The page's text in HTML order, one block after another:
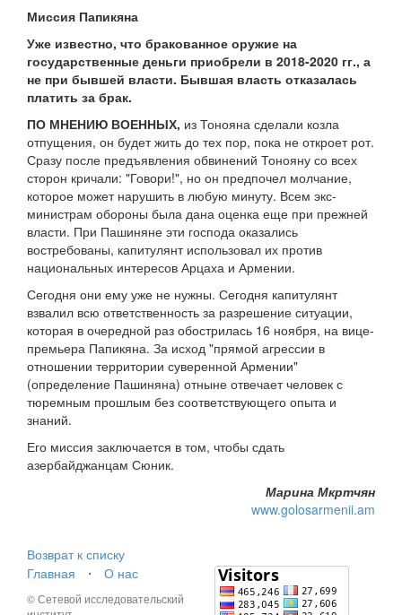
Миссия Папикяна
Уже известно, что бракованное оружие на
государственные деньги приобрели в 2018-2020 гг., а
не при бывшей власти. Бывшая власть отказалась
платить за брак.
ПО МНЕНИЮ ВОЕННЫХ, из Тонояна сделали козла
отпущения, он будет жить до тех пор, пока не откроет рот.
Сразу после предъявления обвинений Тонояну со всех
сторон кричали: "Говори!", но он предпочел молчание,
которое может нарушить в любую минуту. Всем экс-
министрам обороны была дана оценка еще при прежней
власти. При Пашиняне эти господа оказались
востребованы, капитулянт использовал их против
национальных интересов Арцаха и Армении.
Сегодня они ему уже не нужны. Сегодня капитулянт
взвалил всю ответственность за разрешение ситуации,
которая в очередной раз обострилась 16 ноября, на вице-
премьера Папикяна. За исход "прямой агрессии в
отношении территории суверенной Армении"
(определение Пашиняна) отныне отвечает человек с
тюремным прошлым без соответствующего опыта и
знаний.
Его миссия заключается в том, чтобы сдать
азербайджанцам Сюник.
Марина Мкртчян
www.golosarmenii.am
Возврат к списку
Главная
⋅ О нас
© Сетевой исследовательский